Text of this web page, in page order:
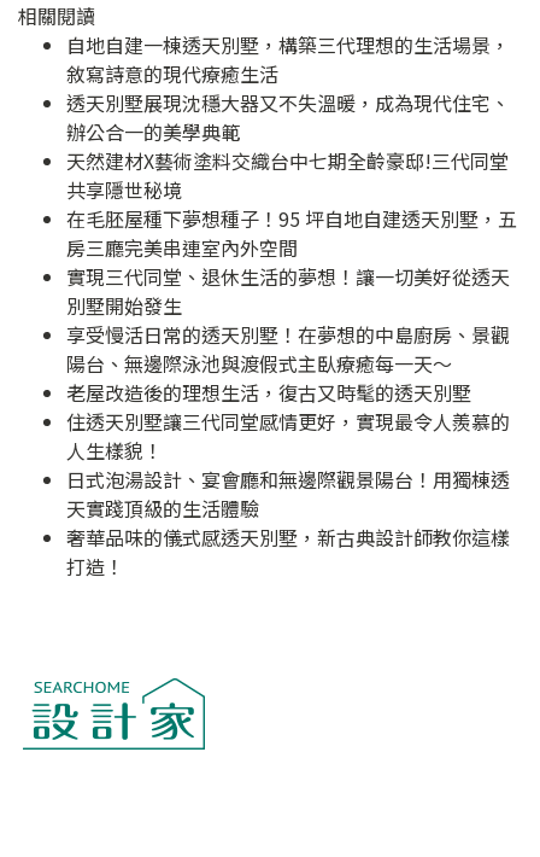
相關閱讀
自地自建一棟透天別墅，構築三代理想的生活場景，
敘寫詩意的現代療癒生活
透天別墅展現沈穩大器又不失溫暖，成為現代住宅、
辦公合一的美學典範
天然建材X藝術塗料交織台中七期全齡豪邸!三代同堂
共享隱世秘境
在毛胚屋種下夢想種子！95 坪自地自建透天別墅，五
房三廳完美串連室內外空間
實現三代同堂、退休生活的夢想！讓一切美好從透天
別墅開始發生
享受慢活日常的透天別墅！在夢想的中島廚房、景觀
陽台、無邊際泳池與渡假式主臥療癒每一天～
老屋改造後的理想生活，復古又時髦的透天別墅
住透天別墅讓三代同堂感情更好，實現最令人羨慕的
人生樣貌！
日式泡湯設計、宴會廳和無邊際觀景陽台！用獨棟透
天實踐頂級的生活體驗
奢華品味的儀式感透天別墅，新古典設計師教你這樣
打造！